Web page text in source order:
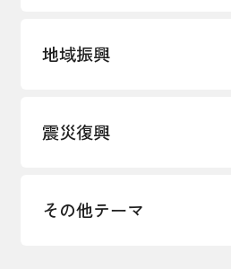
創業
事業承継・引継ぎ支援
雇用・労働・人材確保
地域振興
まちづくり
震災復興
令和６年能登半島地震関連
その他テーマ